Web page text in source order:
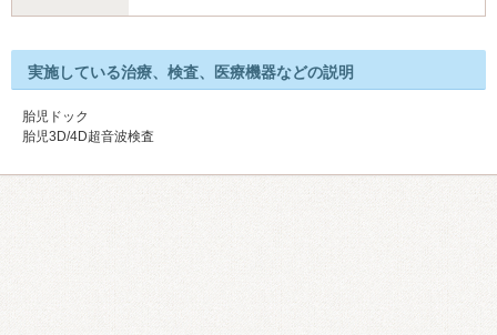
実施している治療、検査、医療機器などの説明
胎児ドック
胎児3D/4D超音波検査